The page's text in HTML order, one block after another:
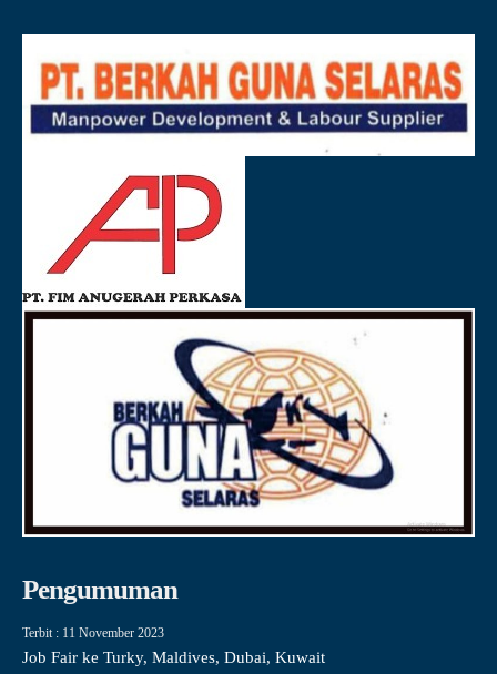
Pengumuman
Terbit : 11 November 2023
Job Fair ke Turky, Maldives, Dubai, Kuwait